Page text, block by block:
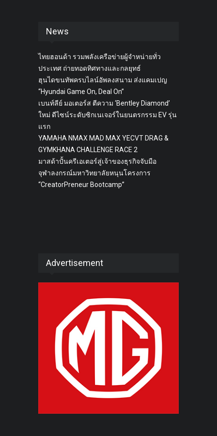
News
ไทยฮอนด้า รวมพลังเครือข่ายผู้จำหน่ายทั่ว
ประเทศ ถ่ายทอดทิศทางและกลยุทธ์
ฮุนไดขนทัพครบไลน์อัพลงสนาม ส่งแคมเปญ
“Hyundai Game On, Deal On”
เบนท์ลีย์ มอเตอร์ส ตีความ ‘Bentley Diamond’
ใหม่ ดีไซน์ระดับซิกเนเจอร์ในยนตรกรรม EV รุ่น
แรก
YAMAHA NMAX MAD MAX YECVT DRAG &
GYMKHANA CHALLENGE RACE 2
มาสด้าปั้นครีเอเตอร์สู่เจ้าของธุรกิจจับมือ
จุฬาลงกรณ์มหาวิทยาลัยหนุนโครงการ
“CreatorPreneur Bootcamp”
Advertisement